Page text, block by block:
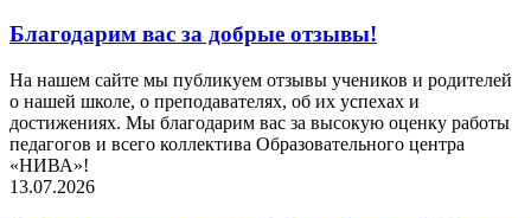
Благодарим вас за добрые отзывы!
На нашем сайте мы публикуем отзывы учеников и родителей
о нашей школе, о преподавателях, об их успехах и
достижениях. Мы благодарим вас за высокую оценку работы
педагогов и всего коллектива Образовательного центра
«НИВА»!
13.07.2026